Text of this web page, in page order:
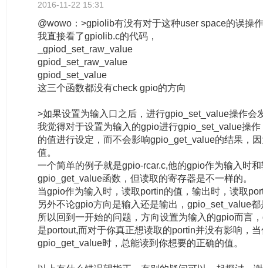
2016-11-22 15:31
@wowo：>gpiolib有没有对于这种user space的误操
我直接看了gpiolib.c的代码，
_gpiod_set_raw_value
gpiod_set_raw_value
gpiod_set_value
这三个函数都没有check gpio的方向
>如果设置为输入口之后，进行gpio_set_value操作会
我觉得对于设置为输入的gpio进行gpio_set_value操
的值进行设定，而不会影响gpio_get_value的结果，
值。
一个简单的例子就是gpio-rcar.c,他的gpio作为输入时
gpio_get_value函数，但读取的寄存器是不一样的。
当gpio作为输入时，读取portin的值，输出时，读取
另外不论gpio方向是输入还是输出，gpio_set_value
所以回到一开始的问题，方向设置为输入的gpio而言
是portout,而对于你真正想读取的portin并没有影响，
gpio_get_value时，总能读到你想要的正确的值。